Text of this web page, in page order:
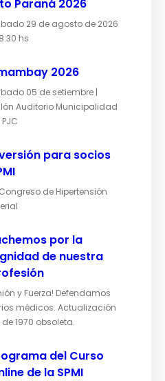
Paraná 2026
29 de agosto de 2026
hs
2026
05 de setiembre |
Auditorio Municipalidad
para socios
de Hipertensión
por la
de nuestra
y Fuerza! Defendamos
médicos. Actualización
de 1970 obsoleta.
del Curso
de la SPMI